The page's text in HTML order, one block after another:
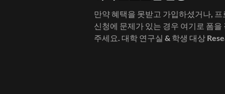
만약 혜택을 못받고 가입하셨거나, 프
신청에 문제가 있는 경우 여기로 폼을
주세요. 대학 연구실 & 학생 대상